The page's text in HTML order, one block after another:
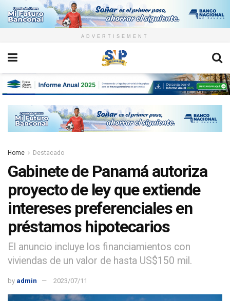
ADVERTISEMENT
Home Destacado
Gabinete de Panamá autoriza
proyecto de ley que extiende
intereses preferenciales en
préstamos hipotecarios
El anuncio incluye los financiamientos con
viviendas de un valor de hasta US$150 mil.
by admin 2023/07/11